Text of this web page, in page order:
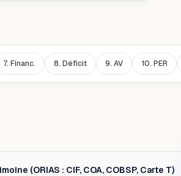
7. Financ. 8. Déficit 9. AV 10. PER
(ORIAS : CIF, COA, COBSP, Carte T)